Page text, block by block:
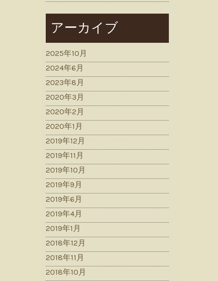
アーカイブ
2025年10月
2024年6月
2023年8月
2020年3月
2020年2月
2020年1月
2019年12月
2019年11月
2019年10月
2019年9月
2019年6月
2019年4月
2019年1月
2018年12月
2018年11月
2018年10月